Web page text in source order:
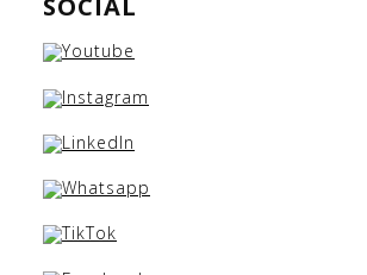
SOCIAL